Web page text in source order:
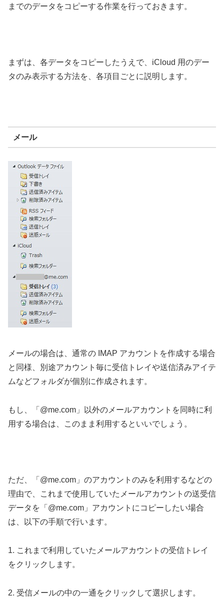
までのデータをコピーする作業を行っておきます。
まずは、各データをコピーしたうえで、iCloud 用のデー
タのみ表示する方法を、各項目ごとに説明します。
メール
メールの場合は、通常の IMAP アカウントを作成する場合
と同様、別途アカウント毎に受信トレイや送信済みアイテ
ムなどフォルダが個別に作成されます。
もし、「@me.com」以外のメールアカウントを同時に利
用する場合は、このまま利用するといいでしょう。
ただ、「@me.com」のアカウントのみを利用するなどの
理由で、これまで使用していたメールアカウントの送受信
データを「@me.com」アカウントにコピーしたい場合
は、以下の手順で行います。
1. これまで利用していたメールアカウントの受信トレイ
をクリックします。
2. 受信メールの中の一通をクリックして選択します。